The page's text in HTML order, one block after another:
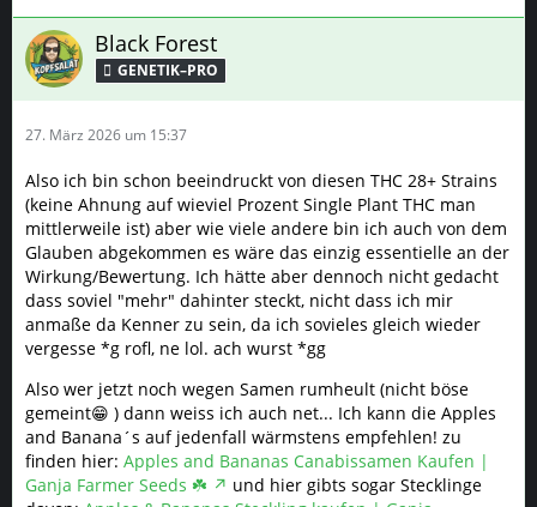
Black Forest
GENETIK–PRO
27. März 2026 um 15:37
Also ich bin schon beeindruckt von diesen THC 28+ Strains
(keine Ahnung auf wieviel Prozent Single Plant THC man
mittlerweile ist) aber wie viele andere bin ich auch von dem
Glauben abgekommen es wäre das einzig essentielle an der
Wirkung/Bewertung. Ich hätte aber dennoch nicht gedacht
dass soviel "mehr" dahinter steckt, nicht dass ich mir
anmaße da Kenner zu sein, da ich sovieles gleich wieder
vergesse *g rofl, ne lol. ach wurst *gg
Also wer jetzt noch wegen Samen rumheult (nicht böse
gemeint😁 ) dann weiss ich auch net... Ich kann die Apples
and Banana´s auf jedenfall wärmstens empfehlen! zu
finden hier: Apples and Bananas Canabissamen Kaufen |
Ganja Farmer Seeds ☘️
und hier gibts sogar Stecklinge